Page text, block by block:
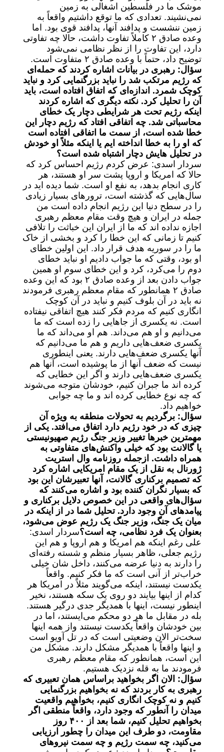
موشک ما در فلسطین اشغالی به زمین
نمی‌نشیند. تعدادی که ما توقع داشتیم واقعاً به
زمین ننشست و پدافند آنها، پدافند قوی بود. اما
وعده صادق ۲ کاملاً تفاوت داشت، حالا چه تفاوتی
دارد، این تفاوت را از نظر نظامی نمی‌شود
توضیح داد، حتماً با وعده صادق ۲ متفاوت است.
سؤال: رهبری در بیانات اشاره کردند که حمله‌ای
که رژیم مرتکب شد را نباید بزرگنمایی کرد و نباید
کوچک شمرد. اندازه‌ای که اتفاق افتاده است، باید
آن را تحلیل کرد. نکته دیگری که اشاره کردند
اینکه رژیم تحت هر شرایطی دچار یک خطای
محاسباتی شد. چه اتفاقی افتاد که رژیم دچار این
خطا شده است، از سمت ما اتفاقی افتاده است
که او را به خطا انداخته ایم یا اینکه مثلاً او خودش
در تحلیل هایش دچار اشتباه شده است؟
سردار اسدی: عرض کردم رژیم احساس کرد که
حالا که امریکا و اروپا پشت سر او هستند، هر
کاری انجام بدهد، به نفع او است. شما دیده اید در
سال‌هایی که گذشته است، ترور‌های بسیار زیادی
را در سطح دنیا این رژیم انجام داده است من
جمله در ایران و هیچ وقت مقام معظم رهبری
اجازه نداده اند که ما از ایران این خباثت را تلافی
کنیم تا زمانی که این خطا را کرد و بخشی از خاک
ما را در سوریه هدف قرار داد. این اولین خطای
او بود، وقتی که ما جواب دادیم او نباید خطای
دوم را می‌کرد، کرد و این خطای سوم او همین
جواب دادن بعد از وعده صادق ۲ بود که این وعده
صادق ۲ همانطور که مقام معظم رهبری فرمودند
نه باید در آن بلوف کنیم و نباید در آن کوچک
انگاری کنیم که مردم فکر کنند هیچ اتفاقی نیفتاده
است. نه یکسری از جا‌هایی را زده است که ما
می‌دانیم و او هم می‌داند. هم او می‌داند که ما
یکسری ضعف‌هایی داریم و هم ما می‌دانیم که
آنها یکسری ضعف‌هایی دارند. یعنی اینطوری
نیست که ضعف آنها از ما پوشیده است، آنها هم
یکسری ضعف‌هایی دارند و اگر این خطایی که
کرده اند ما جبران کنیم، خودشان متوجه می‌شوند
که چه نوع خطایی کرده اند و ما چه جوابی
خواهیم داد.
سؤال: برگردیم به تحولات منطقه به ویژه آن
چیزی که در خود رژیم دارد اتفاق می‌افتد. یکی از
مهمترین خبر‌ها تغییر وزیر جنگ رژیم صهیونیستی
یا گالانت بود که خیلی واکنش‌های متفاوتی به
همراه داشت. ازجمله روزنامه وال استریت
ژورنال به نقل از یک مقام امریکایی اشاره کرد
که تصمیم برکناری گالانت، آنها تعبیرشان این بود
که بسیار نگران کننده بود و اشاره می‌کنند که
سؤال‌های واقعی در این خصوص دلایل برکناری و
پیامد‌های آن وجود دارد. تحلیل شما در از اینکه در
میان یک جنگ، وزیر جنگ یک رژیم عوض می‌شود،
بعنوان یک فرد نظامی، چه است؟سردار اسدی:
علی رغم اینکه هم امریکا و هم اروپا و هم این
رژیم جعلی، ظاهر بسیار منظم و شسته رفته‌ای
را دارند به دنیا عرضه می‌کنند، داخل شان خیلی
خراب‌تر از آنی است که ما فکر کنیم. واقعاً
یکدست نیستند، اینکه می‌گویند مثلاً در امریکا هر
کدام از اینها بیایند دو روی یک سکه هستند، نخیر
اینطور نیست، اینها با همدیگر جدی درگیر هستند.
بله در مقابل ما هر دو محکم می‌ایستند، اما در
بین خودشان واقعاً یکدست نیستند واز همه اینها
سخت‌تر الان وضعیتی است که در تل آویو است
و اینها واقعاً با همدیگر مشکل دارند. مشکل من
این است، همانطور که مقام معظم رهبری
فرمودند ما به قله نزدیک هستیم.
سؤال: الان اگر بخواهید براساس همان تعبیری که
رهبری به کار بردند که نه بخواهیم بزرگنمایی
کنیم و نه کوچک انگاری کنیم، بخواهیم واقعیت
میدان را آنطور که وجود دارد، واقعاً منطقی اگر
بخواهیم تحلیل کنیم، شما بعد از ۴۰۰ روز
مقاومت، دو طرف این میدان را چطور ارزیابی
می‌کنید، چه سمت رژیم و چه سمت نیرو‌های